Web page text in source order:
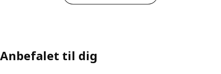
Anbefalet til dig